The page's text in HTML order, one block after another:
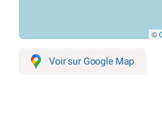
©
Voir sur Google Map